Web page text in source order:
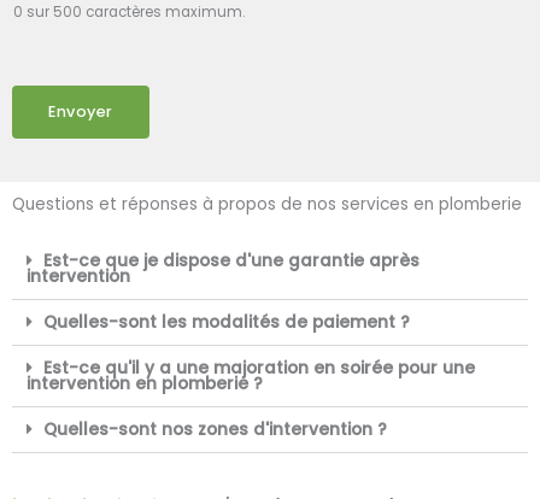
0 sur 500 caractères maximum.
Envoyer
Questions et réponses à propos de nos services en plomberie
Est-ce que je dispose d'une garantie après
intervention
Quelles-sont les modalités de paiement ?
Est-ce qu'il y a une majoration en soirée pour une
intervention en plomberie ?
Quelles-sont nos zones d'intervention ?